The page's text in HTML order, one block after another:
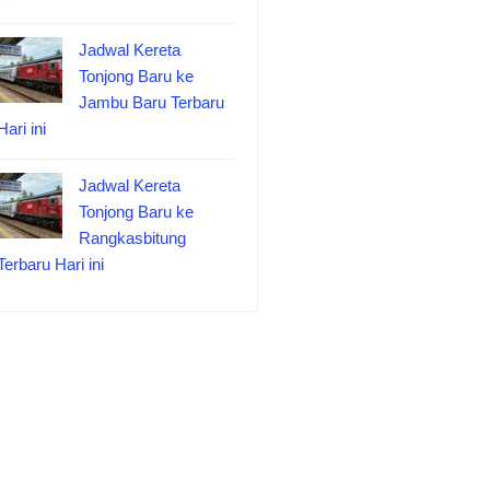
Jadwal Kereta
Tonjong Baru ke
Jambu Baru Terbaru
ini
Jadwal Kereta
Tonjong Baru ke
Rangkasbitung
Hari ini